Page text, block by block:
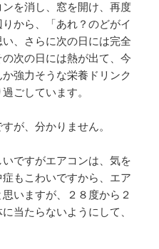
を消し、窓を開け、再度
から、「あれ？のどがイ
、さらに次の日には完全
次の日には熱が出て、今
強力そうな栄養ドリンク
ごしています。
が、分かりません。
ですがエアコンは、気を
もこわいですから、エア
いますが、２８度から２
当たらないようにして、